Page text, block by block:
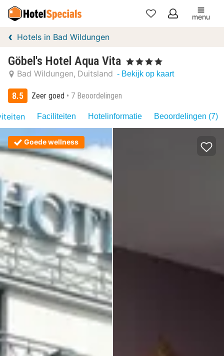
Mijn
menu
Hotels in Bad Wildungen
Göbel's Hotel Aqua Vita , 4 Sterren
Bad Wildungen Duitsland - Bekijk op kaart
8.5 Zeer goed 7 Beoordelingen
Faciliteiten Hotelinformatie Beoordelingen (7)
Goede wellness